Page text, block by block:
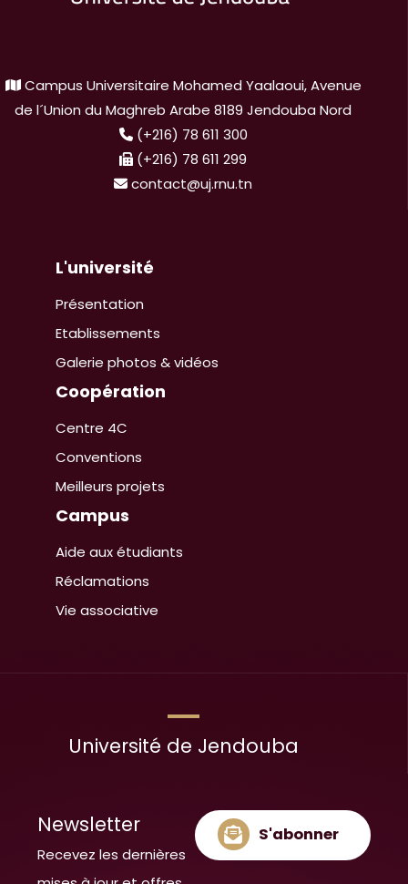
Campus Universitaire Mohamed Yaalaoui, Avenue
de l´Union du Maghreb Arabe 8189 Jendouba Nord
(+216) 78 611 300
(+216) 78 611 299
contact@uj.rnu.tn
L'université
Présentation
Etablissements
Galerie photos & vidéos
Coopération
Centre 4C
Conventions
Meilleurs projets
Campus
Aide aux étudiants
Réclamations
Vie associative
Université de Jendouba
Newsletter
Recevez les dernières
S'abonner